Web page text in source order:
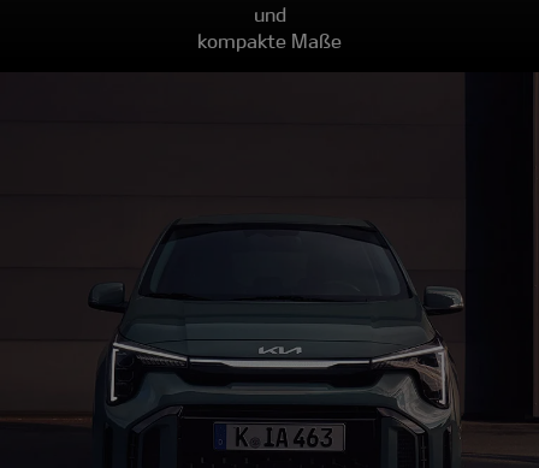
und
kompakte Maße